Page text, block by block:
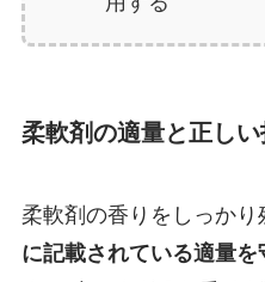
柔軟剤の適量と正し
柔軟剤の香りをしっか
に記載されている適量